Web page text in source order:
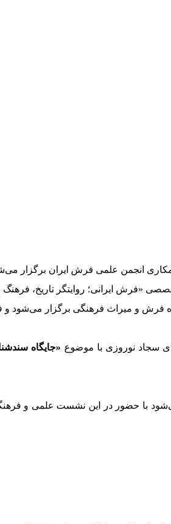
همکاری انجمن علمی فرش ایران برگزار
«فرش ایرانی؛ روایتگر تاریخ،
و علاقه‌مندان حوزه فرش و میراث فرهنگی
سجاد نوروزی با موضوع «جایگاه
با حضور در این نشست علمی و